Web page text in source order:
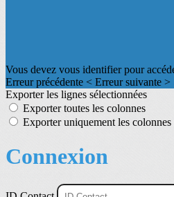
Vous devez vous identifier pour
Erreur précédente < Erreur suivante >
Exporter les lignes sélectionnées
Exporter toutes les colonnes
Exporter uniquement les colonnes
Connexion